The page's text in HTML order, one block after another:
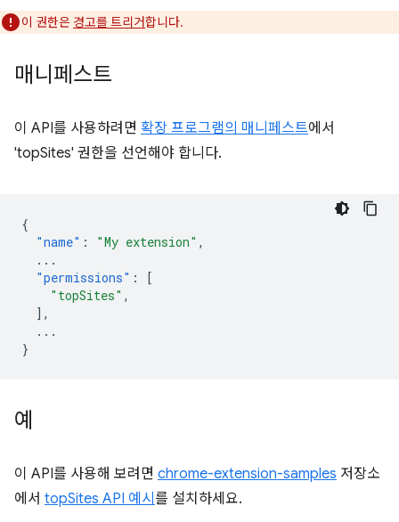
이 권한은 경고를 트리거합니다.
매니페스트
이 API를 사용하려면 확장 프로그램의 매니페스트에서
'topSites' 권한을 선언해야 합니다.
{
"name" : "My extension" ,
...
"permissions" :
[
"topSites" ,
],
...
}
예
이 API를 사용해 보려면 chrome-extension-samples 저장소
에서 topSites API 예시 를 설치하세요.